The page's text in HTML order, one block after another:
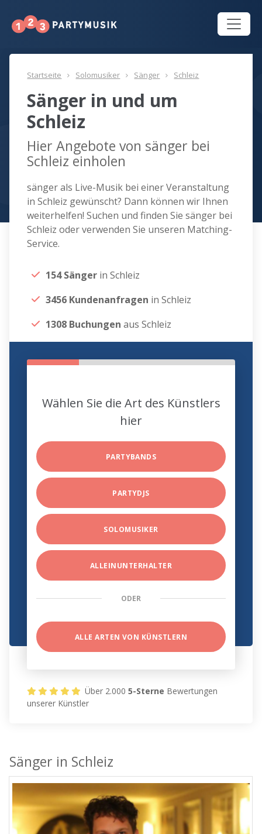
Startseite Solomusiker Sänger Schleiz
Sänger in und um
Schleiz
Hier Angebote von sänger bei
Schleiz einholen
sänger als Live-Musik bei einer Veranstaltung
in Schleiz gewünscht? Dann können wir Ihnen
weiterhelfen! Suchen und finden Sie sänger bei
Schleiz oder verwenden Sie unseren Matching-
Service.
154 Sänger in Schleiz
3456 Kundenanfragen in Schleiz
1308 Buchungen aus Schleiz
Wählen Sie die Art des Künstlers
hier
PARTYBANDS
PARTYDJS
SOLOMUSIKER
ALLEINUNTERHALTER
ODER
ALLE ARTEN VON KÜNSTLERN
Über 2.0005-Sterne Bewertungen
unserer Künstler
Sänger in Schleiz